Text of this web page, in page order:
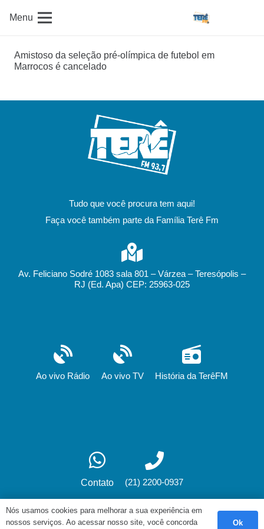
Menu
Amistoso da seleção pré-olímpica de futebol em
Marrocos é cancelado
Tudo que você procura tem aqui!
Faça você também parte da Família Terê Fm
Av. Feliciano Sodré 1083 sala 801 – Várzea – Teresópolis –
RJ (Ed. Apa) CEP: 25963-025
Ao vivo Rádio Ao vivo TV História da TerêFM
Contato (21) 2200-0937
Desenvolvimento: fox.art.br
Nós usamos cookies para melhorar a sua experiência em
nossos serviços. Ao acessar nosso site, você concorda
Ok